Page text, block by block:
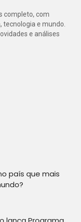
completo, com
e mundo.
e análises
país que mais